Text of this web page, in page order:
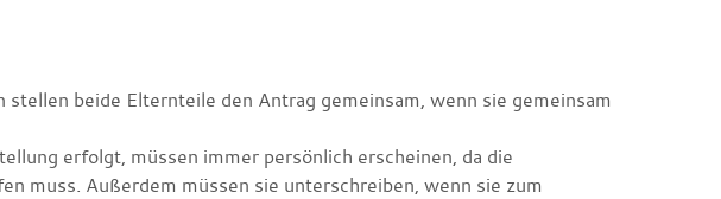
beide Elternteile den Antrag gemeinsam, wenn sie gemeinsam
erfolgt, müssen immer persönlich erscheinen, da die
muss. Außerdem müssen sie unterschreiben, wenn sie zum